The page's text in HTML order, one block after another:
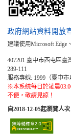
政府網站資料開放
建議使用Microsoft Edge
407201 臺中市西屯區臺
289-111
服務專線: 1999（臺中市
※本系統每日於凌晨
不便，敬請見諒！
自2018-12-05起瀏覽人